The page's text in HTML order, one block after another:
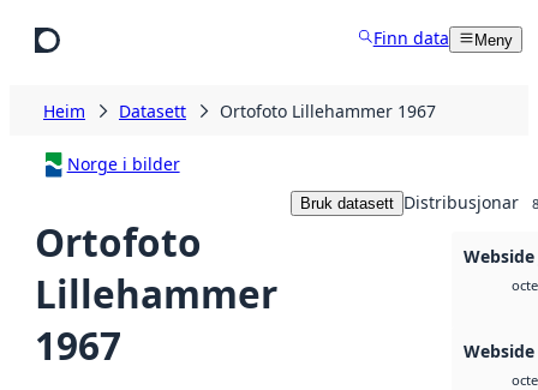
Finn data Meny
Heim Datasett Ortofoto Lillehammer 1967
Norge i bilder
Ortofoto
Lillehammer
1967
Bruk datasett Distribusjonar 8
Webside
Webside